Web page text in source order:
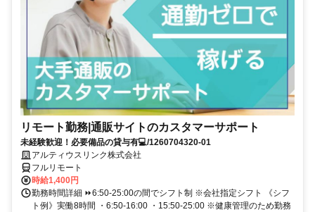
リモート勤務|通販サイトのカスタマーサポート
未経験歓迎！必要備品の貸与有💻/1260704320-01
アルティウスリンク株式会社
フルリモート
時給1,400円
勤務時間詳細 ⏩6:50-25:00の間でシフト制 ※会社指定シフト 《シフ
ト例》実働8時間 ・6:50-16:00 ・15:50-25:00 ※健康管理のため勤務